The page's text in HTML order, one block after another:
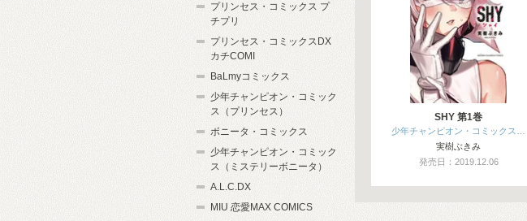
SHY 第1巻
少年チャンピオン・コミックス…
実樹ぶきみ
発売日：2019.12.06
プリンセス・コミックス プ
チプリ
プリンセス・コミックスDX
カチCOMI
BaLmyコミックス
少年チャンピオン・コミック
ス（プリンセス）
ボニータ・コミックス
少年チャンピオン・コミック
ス（ミステリーボニータ）
A.L.C.DX
MIU 恋愛MAX COMICS